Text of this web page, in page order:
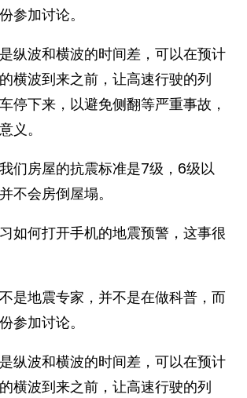
参加讨论。
纵波和横波的时间差，可以在预计
横波到来之前，让高速行驶的列
停下来，以避免侧翻等严重事故，
义。
们房屋的抗震标准是7级，6级以
不会房倒屋塌。
如何打开手机的地震预警，这事很
是地震专家，并不是在做科普，而
参加讨论。
纵波和横波的时间差，可以在预计
横波到来之前，让高速行驶的列